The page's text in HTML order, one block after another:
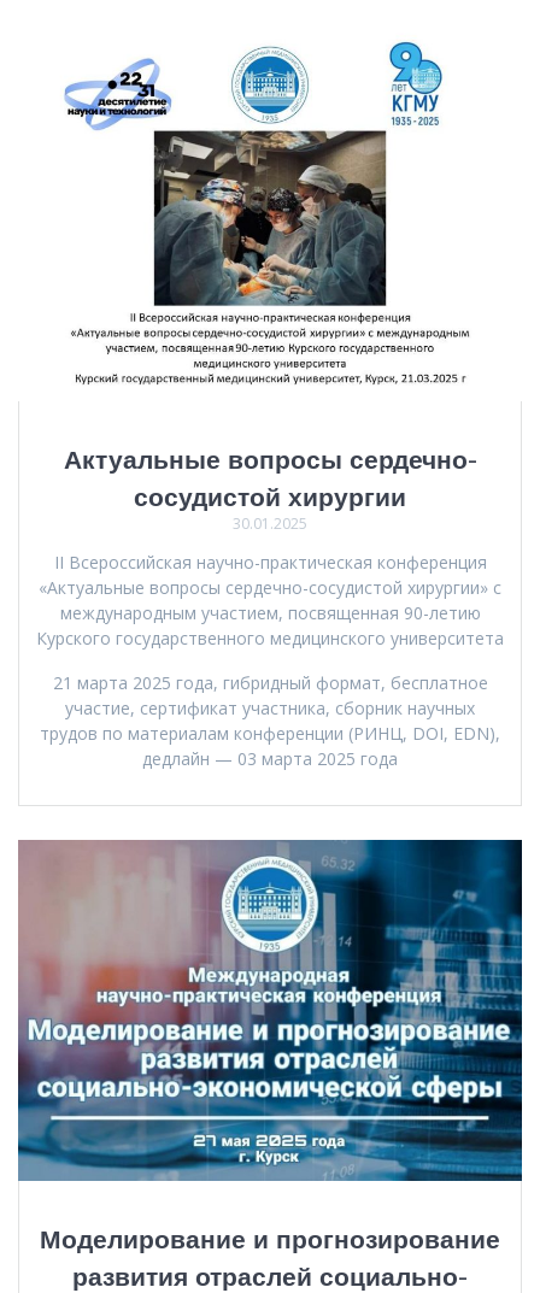
Актуальные вопросы сердечно-
сосудистой хирургии
30.01.2025
II Всероссийская научно-практическая конференция
«Актуальные вопросы сердечно-сосудистой хирургии» с
международным участием, посвященная 90-летию
Курского государственного медицинского университета
21 марта 2025 года, гибридный формат, бесплатное
участие, сертификат участника, сборник научных
трудов по материалам конференции (РИНЦ, DOI, EDN),
дедлайн — 03 марта 2025 года
Моделирование и прогнозирование
развития отраслей социально-